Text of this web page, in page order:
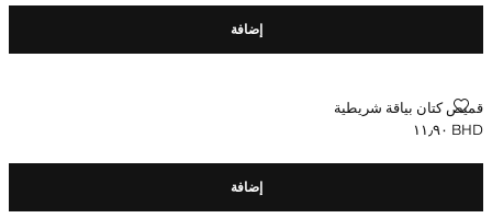
إضافة
قميص كتان بياقة شريطية
قميص كتان بياقة شريطية
السعر الحالي [BHD ١١٫٩٠ ]
BHD ١١٫٩٠
إضافة